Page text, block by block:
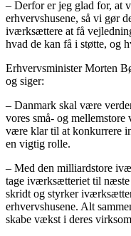
– Derfor er jeg glad for, at
erhvervshusene, så vi gør
iværksættere at få
hvad de kan få i støtte, og
Erhvervsminister Morten
og siger:
– Danmark skal være
vores små- og
være klar til at konkurrere
en vigtig rolle.
– Med den milliardstore
tage iværksætteriet til
skridt og styrker
erhvervshusene. Alt
skabe vækst i deres